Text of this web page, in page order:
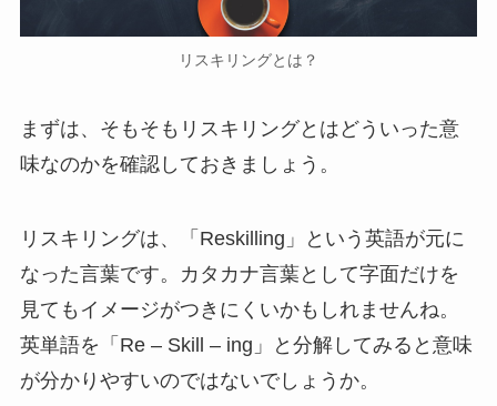
リスキリングとは？
まずは、そもそもリスキリングとはどういった意
味なのかを確認しておきましょう。
リスキリングは、「Reskilling」という英語が元に
なった言葉です。カタカナ言葉として字面だけを
見てもイメージがつきにくいかもしれませんね。
英単語を「Re – Skill – ing」と分解してみると意味
が分かりやすいのではないでしょうか。